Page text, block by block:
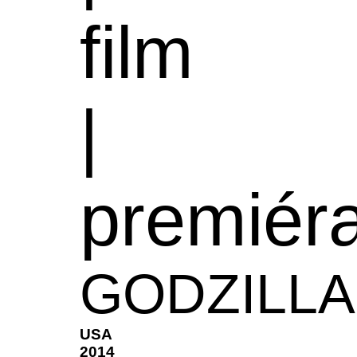
film
|
GODZILLA
USA
2014